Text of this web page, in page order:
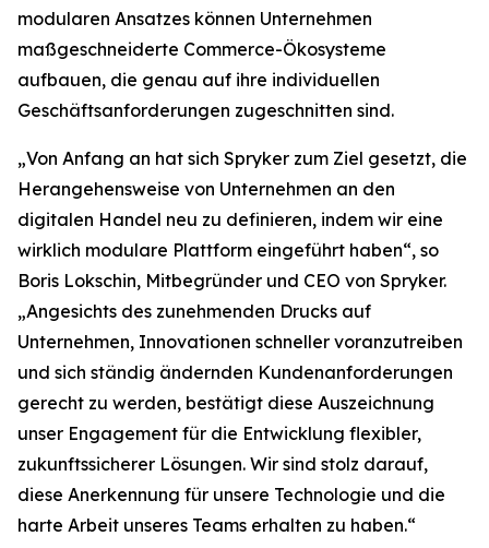
modularen Ansatzes können Unternehmen
maßgeschneiderte Commerce-Ökosysteme
aufbauen, die genau auf ihre individuellen
Geschäftsanforderungen zugeschnitten sind.
„Von Anfang an hat sich Spryker zum Ziel gesetzt, die
Herangehensweise von Unternehmen an den
digitalen Handel neu zu definieren, indem wir eine
wirklich modulare Plattform eingeführt haben“, so
Boris Lokschin, Mitbegründer und CEO von Spryker.
„Angesichts des zunehmenden Drucks auf
Unternehmen, Innovationen schneller voranzutreiben
und sich ständig ändernden Kundenanforderungen
gerecht zu werden, bestätigt diese Auszeichnung
unser Engagement für die Entwicklung flexibler,
zukunftssicherer Lösungen. Wir sind stolz darauf,
diese Anerkennung für unsere Technologie und die
harte Arbeit unseres Teams erhalten zu haben.“